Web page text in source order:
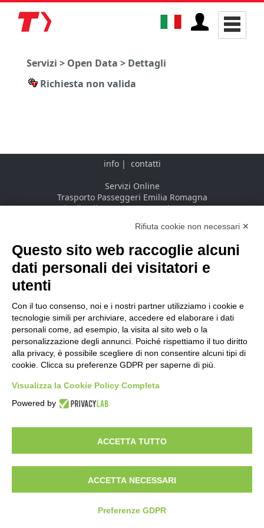
Servizi > Open Data > Dettagli
Richiesta non valida
info| contatti
Servizi Online
Trasporto Passeggeri Emilia Romagna
Via di Saliceto, 3 - 40128 Bologna - IT
Rifiuta cookie non necessari ✕
Questo sito web raccoglie alcuni
dati personali dei visitatori e
utenti
Con il tuo consenso, noi e i nostri partner utilizziamo i cookie e
tecnologie simili per archiviare, accedere ed elaborare i dati
personali come, ad esempio, la visita al sito web o la
personalizzazione degli annunci. Poiché rispettiamo il tuo diritto
alla privacy, è possibile scegliere di non consentire alcuni tipi di
cookie. Clicca su preferenze GDPR per saperne di più.
Visualizza la Cookie Policy Completa
Powered by
ACCETTA TUTTO
ACCETTA NECESSARI
Preferenze GDPR